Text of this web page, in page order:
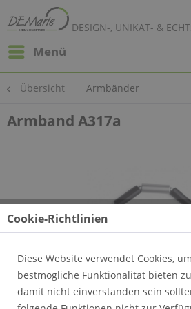
DESIGN-, UNIKAT- &
Menü
Übersicht Armbänder
Armband A317a
Cookie-Richtlinien
Diese Website verwendet Cookies,
bestmögliche Funktionalität bieten
damit nicht einverstanden sein